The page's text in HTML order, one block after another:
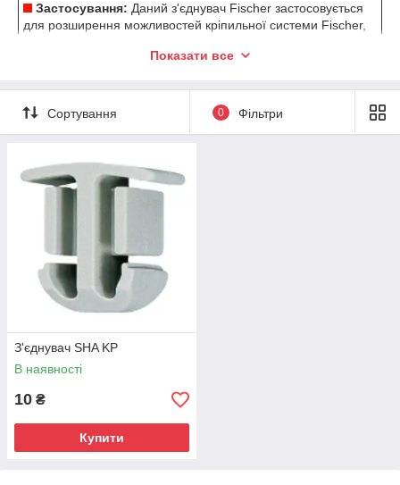
Застосування: Даний з'єднувач Fischer застосовується
для розширення можливостей кріпильної системи Fischer,
Застосовується для монтажу додаткових замків для пучків
Допущений для використання з матеріалами:
повнотіла блоки з керамзитобетону, повнотіла силікатна
цегла.
Аналоги: Замок пучка кабелів
Допуски:
Показати все
Сортування 0 Фільтри
З'єднувач SHA KP
В наявності
10 ₴
Купити